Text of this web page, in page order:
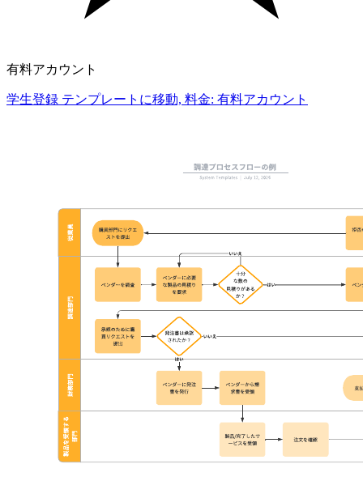
有料アカウント
学生登録 テンプレートに移動, 料金: 有料アカウント